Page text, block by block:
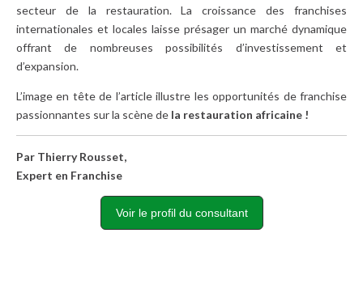
secteur de la restauration. La croissance des franchises
internationales et locales laisse présager un marché dynamique
offrant de nombreuses possibilités d’investissement et
d’expansion.
L’image en tête de l’article illustre les opportunités de franchise
passionnantes sur la scène de la restauration africaine !
Par Thierry Rousset,
Expert en Franchise
Voir le profil du consultant